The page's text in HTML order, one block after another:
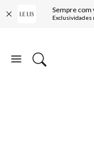
Sempre com
Exclusividades